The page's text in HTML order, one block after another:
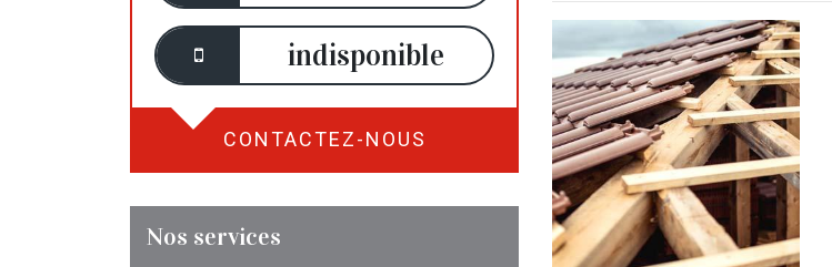
indisponible
CONTACTEZ-NOUS
Nos services